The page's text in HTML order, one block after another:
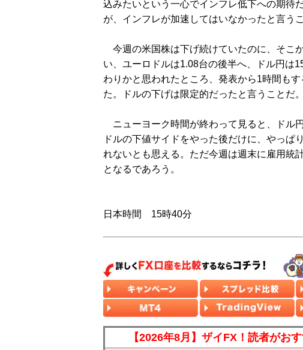
込みたいという一心でインフレ低下への期待
が、インフレが加速してはいなかったと言う
今週の米国株は下げ続けていたのに、そこ
い、ユーロドルは1.08台の後半へ、ドル円は
わりかと思われたところ、発表から1時間も
た。ドルの下げは限定的だったと言うことだ。
ニューヨーク時間が終わって見ると、ドル
ドルの下値サイドをやった後だけに、やっぱ
れないとも思える。ただ今週は週末に雇用統
となるであろう。
日本時間 15時40分
【2026年8月】ザイFX！読者がお